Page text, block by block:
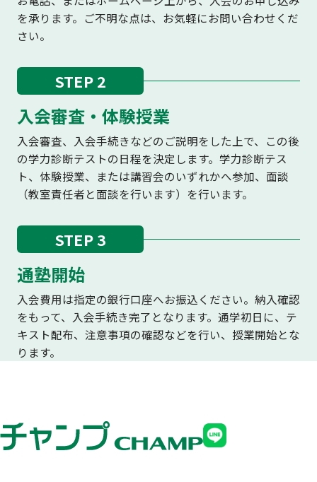
を承ります。ご不明な点は、お気軽にお問い合わせくだ
さい。
STEP 2
入会審査・体験授業
入会審査、入会手続きなどのご説明をした上で、この後
の学力診断テストの日程を決定します。学力診断テス
ト、体験授業、または講習会のいずれかへ参加、面談
（教室責任者と面談を行います）を行います。
STEP 3
通塾開始
入会費用は指定の銀行口座へお振込ください。納入確認
をもって、入会手続き完了となります。通学初日に、テ
キスト配布、注意事項の確認などを行い、授業開始とな
ります。